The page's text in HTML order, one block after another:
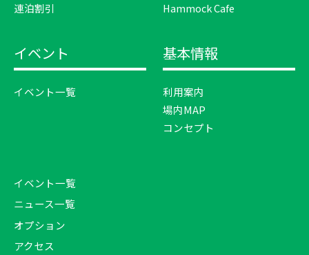
連泊割引
Hammock Cafe
イベント
イベント一覧
基本情報
利用案内
場内MAP
コンセプト
イベント一覧
ニュース一覧
オプション
アクセス